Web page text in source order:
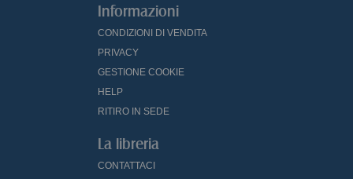
Informazioni
CONDIZIONI DI VENDITA
PRIVACY
GESTIONE COOKIE
HELP
RITIRO IN SEDE
La libreria
CONTATTACI